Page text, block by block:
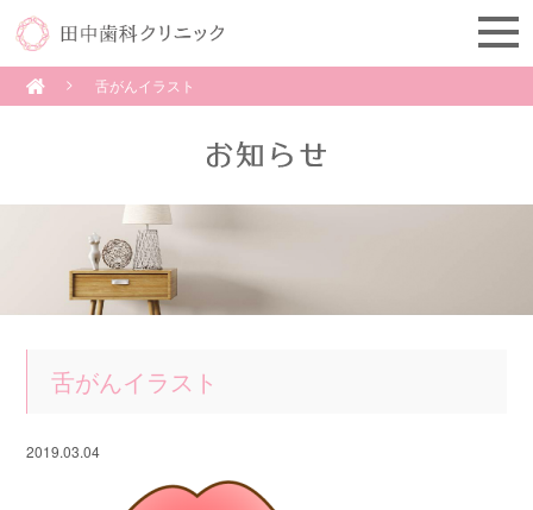
舌がんイラスト
舌がんイラスト
2019.03.04